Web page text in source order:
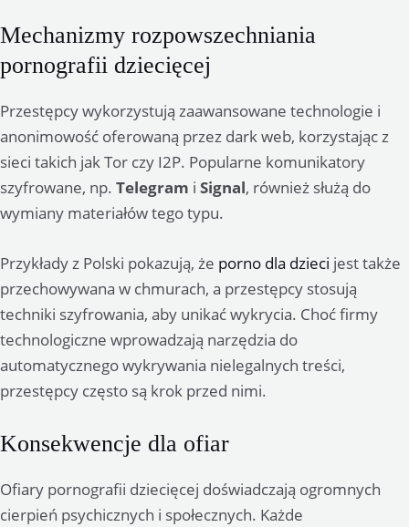
Mechanizmy rozpowszechniania
pornografii dziecięcej
Przestępcy wykorzystują zaawansowane technologie i
anonimowość oferowaną przez dark web, korzystając z
sieci takich jak Tor czy I2P. Popularne komunikatory
szyfrowane, np. Telegram i Signal, również służą do
wymiany materiałów tego typu.
Przykłady z Polski pokazują, że porno dla dzieci jest także
przechowywana w chmurach, a przestępcy stosują
techniki szyfrowania, aby unikać wykrycia. Choć firmy
technologiczne wprowadzają narzędzia do
automatycznego wykrywania nielegalnych treści,
przestępcy często są krok przed nimi.
Konsekwencje dla ofiar
Ofiary pornografii dziecięcej doświadczają ogromnych
cierpień psychicznych i społecznych. Każde